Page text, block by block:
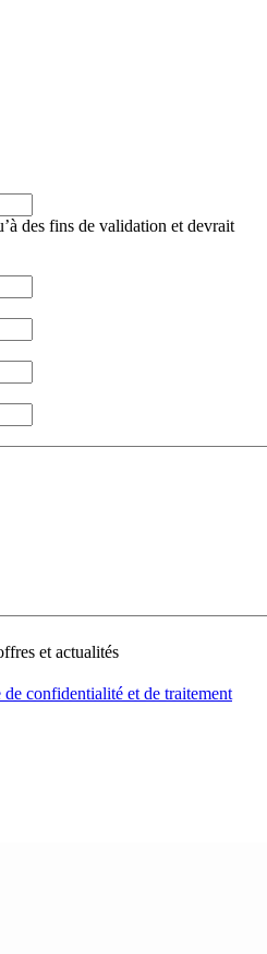
des fins de validation et devrait
et actualités
confidentialité et de traitement